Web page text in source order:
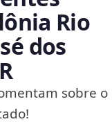
Rio
dos
sobre o